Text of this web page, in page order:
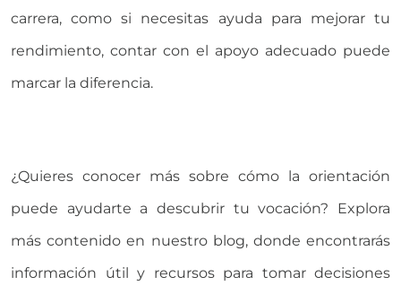
carrera, como si necesitas ayuda para mejorar tu
rendimiento, contar con el apoyo adecuado puede
marcar la diferencia.
¿Quieres conocer más sobre cómo la orientación
puede ayudarte a descubrir tu vocación? Explora
más contenido en nuestro blog, donde encontrarás
información útil y recursos para tomar decisiones